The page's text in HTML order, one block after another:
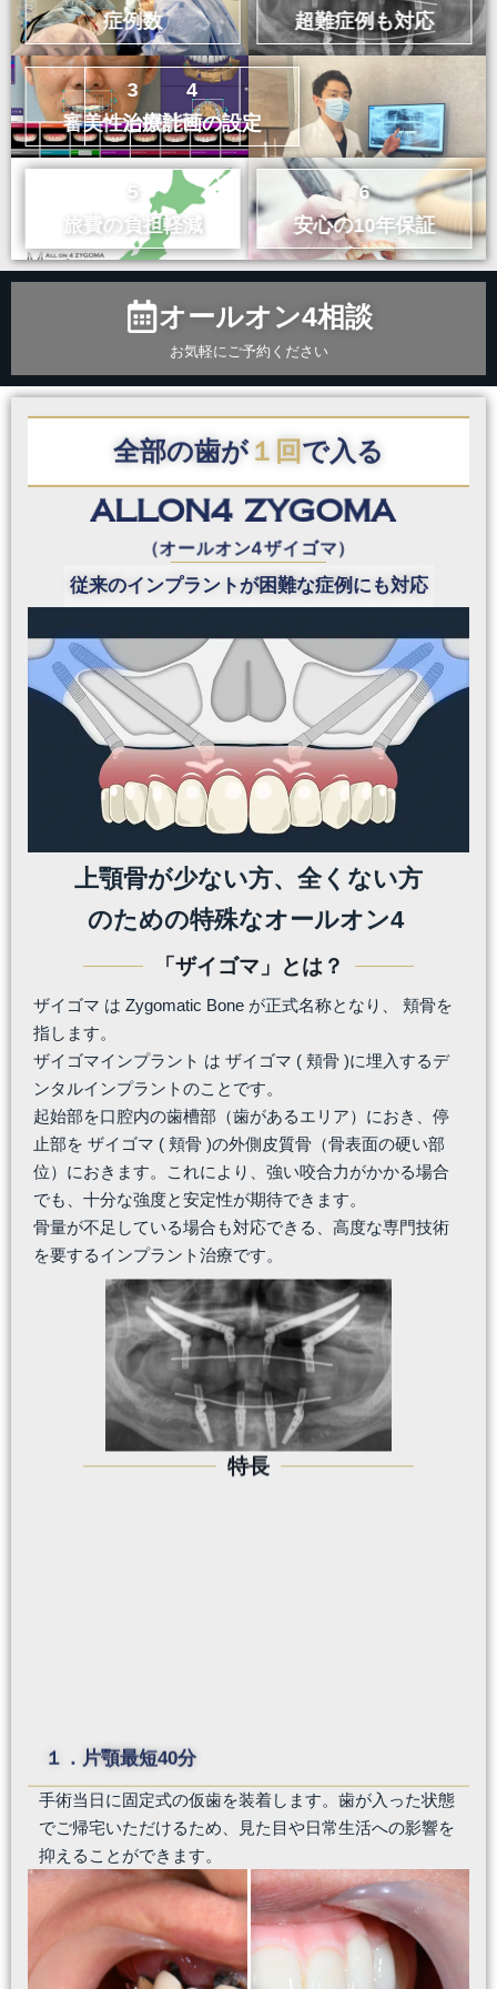
症例数
超難症例も対応
3
審美性と機能性
4
治療計画の設定
5
旅費の負担軽減
6
安心の10年保証
オールオン4相談
お気軽にご予約ください
全部の歯が１回で入る
ALLON4 ZYGOMA
（オールオン4ザイゴマ）
従来のインプラントが困難な症例にも対応
上顎骨が少ない方、全くない方
のための特殊なオールオン4
「ザイゴマ」とは？
ザイゴマ は Zygomatic Bone が正式名称となり、 頬骨を
指します。
ザイゴマインプラント は ザイゴマ ( 頬骨 )に埋入するデ
ンタルインプラントのことです。
起始部を口腔内の歯槽部（歯があるエリア）におき、停
止部を ザイゴマ ( 頬骨 )の外側皮質骨（骨表面の硬い部
位）におきます。これにより、強い咬合力がかかる場合
でも、十分な強度と安定性が期待できます。
骨量が不足している場合も対応できる、高度な専門技術
を要するインプラント治療です。
特長
１．片顎最短40分
手術当日に固定式の仮歯を装着します。歯が入った状態
でご帰宅いただけるため、見た目や日常生活への影響を
抑えることができます。